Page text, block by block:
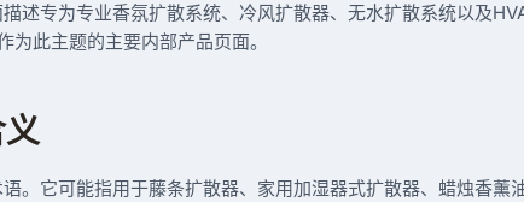
述专为专业香氛扩散系统、冷风扩散器、无水扩散系统以及
为此主题的主要内部产品页面。
。它可能指用于藤条扩散器、家用加湿器式扩散器、蜡烛香薰